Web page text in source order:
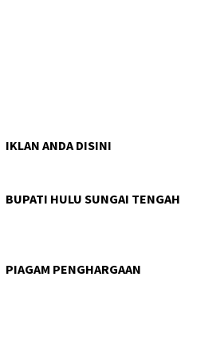
IKLAN ANDA DISINI
BUPATI HULU SUNGAI TENGAH
PIAGAM PENGHARGAAN